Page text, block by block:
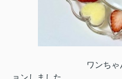
ワンちゃん用ケー